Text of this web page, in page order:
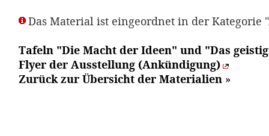
Das Material ist eingeordnet in der Kategorie
Tafeln "Die Macht der Ideen" und "Das
Flyer der Ausstellung (Ankündigung)
Zurück zur Übersicht der Materialien »